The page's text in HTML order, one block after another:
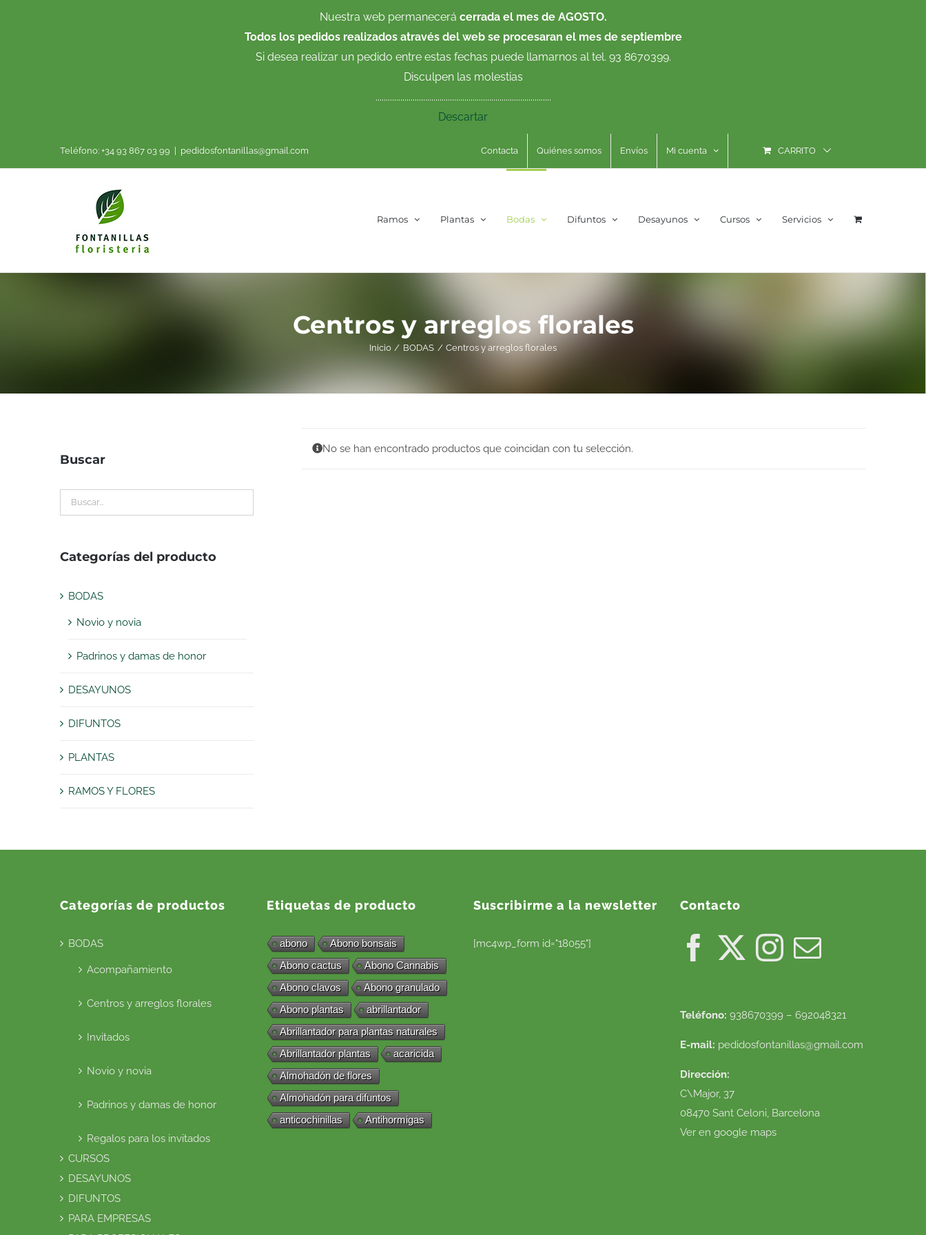
Nuestra web permanecerá cerrada el mes de AGOSTO.
Todos los pedidos realizados através del web se procesaran el mes de septiembre
Si desea realizar un pedido entre estas fechas puede llamarnos al tel. 93 8670399.
Disculpen las molestias
.....................................................................................
Descartar
Teléfono: +34 93 867 03 99 pedidosfontanillas@gmail.com Contacta Quiénes somos Envíos Mi cuenta CARRITO
Ramos Plantas Bodas Difuntos Desayunos Cursos Servicios
Centros y arreglos florales
Inicio BODAS Centros y arreglos florales
No se han encontrado productos que coincidan con tu selección.
Buscar
Categorías del producto
BODAS
Novio y novia
Padrinos y damas de honor
DESAYUNOS
DIFUNTOS
PLANTAS
RAMOS Y FLORES
Categorías de productos
BODAS
Acompañamiento
Centros y arreglos florales
Invitados
Novio y novia
Padrinos y damas de honor
Regalos para los invitados
CURSOS
DESAYUNOS
DIFUNTOS
PARA EMPRESAS
Etiquetas de producto
abono
Abono bonsais
Abono cactus
Abono Cannabis
Abono clavos
Abono granulado
Abono plantas
abrillantador
Abrillantador para plantas naturales
Abrillantador plantas
acaricida
Almohadón de flores
Almohadón para difuntos
anticochinillas
Antihormigas
Suscribirme a la newsletter
[mc4wp_form id="18055"]
Contacto
Teléfono: 938670399 – 692048321
E-mail: pedidosfontanillas@gmail.com
Dirección:
C\Major, 37
08470 Sant Celoni, Barcelona
Ver en google maps